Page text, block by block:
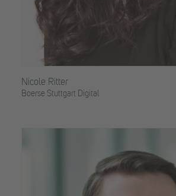
Nicole Ritter
Boerse Stuttgart Digital